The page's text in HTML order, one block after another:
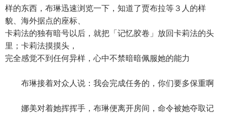
样的东西，布琳迅速浏览一下，知道了贾布拉等３人的样
貌、海外据点的座标、
卡莉法的独有暗号以后，就把「记忆胶卷」放回卡莉法的头
里；卡莉法摸摸头，
完全感觉不到任何异样，心中不禁暗暗佩服她的能力
布琳接着对众人说：我会完成任务的，你们要多保重啊
娜美对着她挥挥手，布琳便离开房间，命令被她夺取记